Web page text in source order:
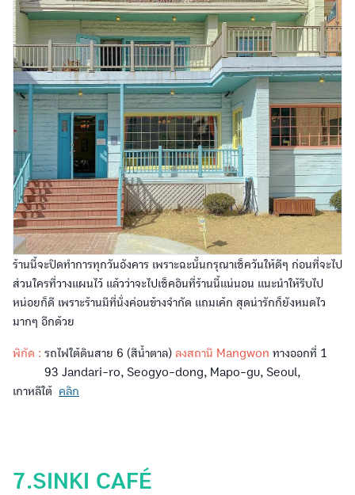
ร้านนี้จะปิดทำการทุกวันอังคาร เพราะฉะนั้นกรุณาเช็ควันให้ดีๆ ก่อนที่จะไป
ส่วนใครที่วางแผนไว้ แล้วว่าจะไปเช็คอินที่ร้านนี้แน่นอน แนะนำให้รีบไป
หน่อยก็ดี เพราะร้านมีที่นั่งค่อนข้างจำกัด แถมเค้ก สุดน่ารักก็ยังหมดไว
มากๆ อีกด้วย
พิกัด : รถไฟใต้ดินสาย 6 (สีน้ำตาล) ลงสถานี Mangwon ทางออกที่ 1
93 Jandari-ro, Seogyo-dong, Mapo-gu, Seoul,
เกาหลีใต้ คลิก
7.SINKI CAFÉ